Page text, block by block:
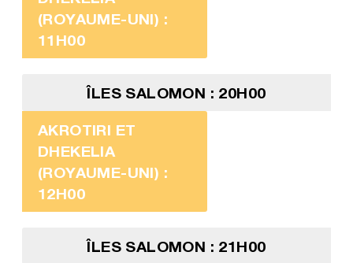
(ROYAUME-UNI) :
11H00
ÎLES SALOMON : 20H00
AKROTIRI ET
DHEKELIA
(ROYAUME-UNI) :
12H00
ÎLES SALOMON : 21H00